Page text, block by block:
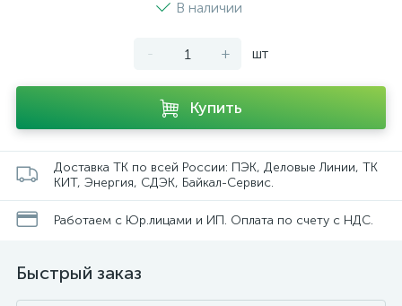
В наличии
- + шт
Купить
Доставка ТК по всей России: ПЭК, Деловые Линии, ТК
КИТ, Энергия, СДЭК, Байкал-Сервис.
Работаем с Юр.лицами и ИП. Оплата по счету с НДС.
Быстрый заказ